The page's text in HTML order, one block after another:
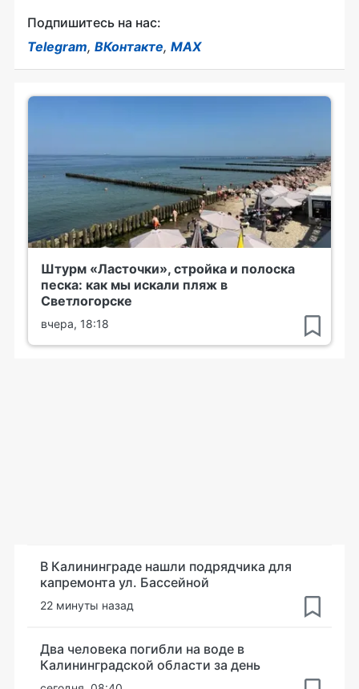
Подпишитесь на нас:
Telegram, ВКонтакте, MAX
Штурм «Ласточки», стройка и полоска
песка: как мы искали пляж в
Светлогорске
вчера, 18:18
В Калининграде нашли подрядчика для
капремонта ул. Бассейной
22 минуты назад
Два человека погибли на воде в
Калининградской области за день